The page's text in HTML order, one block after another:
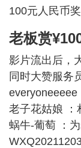
100元人民币奖
老板赏
影片流出后，
同时大赞服务
everyoneeeee
老子花姑娘 ：
蜗牛-葡萄 ：